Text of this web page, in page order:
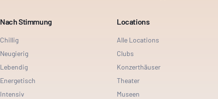
Nach Stimmung
Chillig
Neugierig
Lebendig
Energetisch
Intensiv
Locations
Alle Locations
Clubs
Konzerthäuser
Theater
Museen